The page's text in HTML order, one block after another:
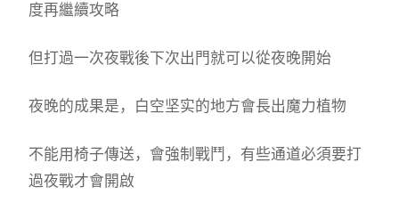
度再繼續攻略
但打過一次夜戰後下次出門就可以從夜晚開始
夜晚的成果是，白空坚实的地方會長出魔力植物
不能用椅子傳送，會強制戰鬥，有些通道必須要打
過夜戰才會開啟